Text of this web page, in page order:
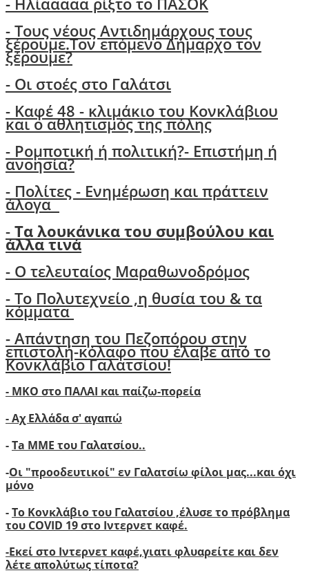
-Τους νέους Αντιδημάρχους τους
ξέρουμε.Τον επόμενο Δήμαρχο τον
ξέρουμε?
- Οι στοές στο Γαλάτσι
- Καφέ 48 - κλιμάκιο του Κονκλάβιου
και ο αθλητισμός της πόλης
- Ρομποτική ή πολιτική?- Επιστήμη ή
ανοησία?
- Πολίτες - Ενημέρωση και πράττειν
άλογα
-Τα λουκάνικα του συμβούλου και
άλλα τινά
- Ο τελευταίος Μαραθωνοδρόμος
- Το Πολυτεχνείο ,η θυσία του & τα
κόμματα
- Απάντηση του Πεζοπόρου στην
επιστολή-κόλαφο που έλαβε από το
Κονκλάβιο Γαλατσίου!
- ΜΚΟ στο ΠΑΛΑΙ και παίζω-πορεία
- Αχ Ελλάδα σ' αγαπώ
-Ta ΜΜΕ του Γαλατσίου..
-Οι "προοδευτικοί" εν Γαλατσίω φίλοι μας...και όχι
μόνο
-Το Κονκλάβιο του Γαλατσίου ,έλυσε το πρόβλημα
του COVID 19 στο Ιντερνετ καφέ.
-Εκεί στο Ιντερνετ καφέ,γιατι φλυαρείτε και δεν
λέτε απολύτως τίποτα?